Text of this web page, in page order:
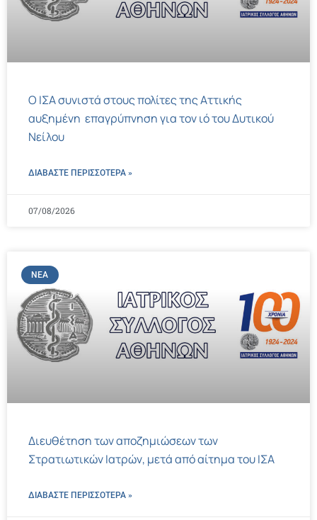
Ο ΙΣΑ συνιστά στους πολίτες της Αττικής
αυξημένη επαγρύπνηση για τον ιό του Δυτικού
Νείλου
ΔΙΑΒΑΣΤΕ ΠΕΡΙΣΣΌΤΕΡΑ »
07/08/2026
ΝΈΑ
Διευθέτηση των αποζημιώσεων των
Στρατιωτικών Ιατρών, μετά από αίτημα του ΙΣΑ
ΔΙΑΒΑΣΤΕ ΠΕΡΙΣΣΌΤΕΡΑ »